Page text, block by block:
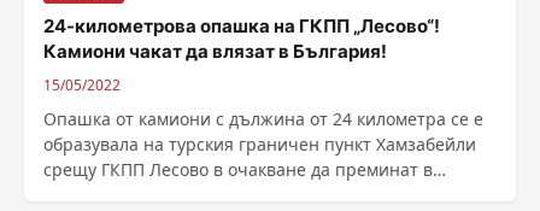
24-километрова опашка на ГКПП „Лесово“!
Камиони чакат да влязат в България!
15/05/2022
Опашка от камиони с дължина от 24 километра се е
образувала на турския граничен пункт Хамзабейли
срещу ГКПП Лесово в очакване да преминат в